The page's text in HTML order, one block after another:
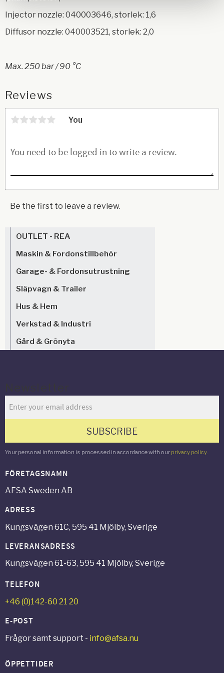
Injector nozzle: 040003646, storlek: 1,6
Diffusor nozzle: 040003521, storlek: 2,0
Max. 250 bar / 90 °C
Reviews
You
Be the first to leave a review.
OUTLET - REA
Maskin & Fordonstillbehör
Garage- & Fordonsutrustning
Släpvagn & Trailer
Hus & Hem
Verkstad & Industri
Gård & Grönyta
SUBSCRIBE
Your personal information is processed in accordance with our privacy policy.
FÖRETAGSNAMN
AFSA Sweden AB
ADRESS
Kungsvägen 61C, 595 41 Mjölby, Sverige
LEVERANSADRESS
Kungsvägen 61-63, 595 41 Mjölby, Sverige
TELEFON
+46 (0)142-60 21 20
E-POST
Frågor samt support - info@afsa.nu
ÖPPETTIDER